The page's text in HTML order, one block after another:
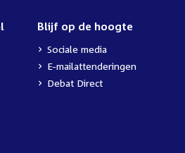
Blijf op de hoogte
Sociale media
E-mailattenderingen
Debat Direct